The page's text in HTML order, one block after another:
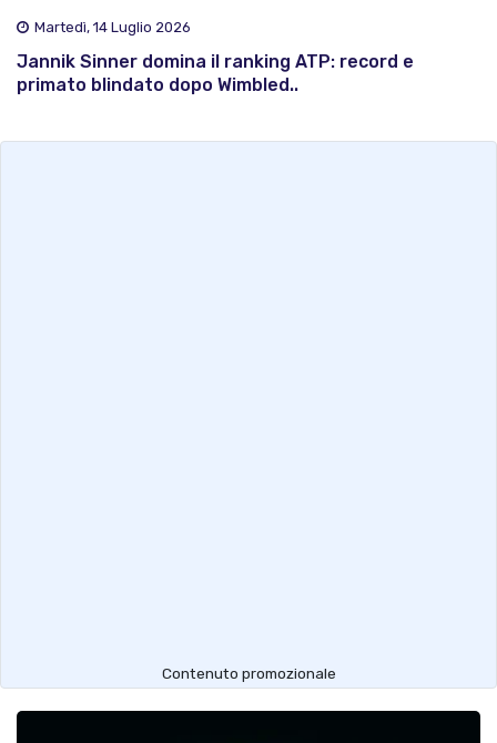
Martedì, 14 Luglio 2026
Jannik Sinner domina il ranking ATP: record e
primato blindato dopo Wimbled..
Contenuto promozionale